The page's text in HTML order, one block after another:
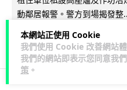
本網站正使用 Cookie
我們使用 Cookie 改善網站
我們的網站即表示您同意我
策 。
動鄰居報警。警方到場揭發整
110 7↗ 分享